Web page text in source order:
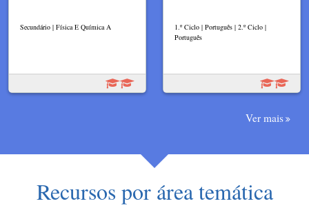
Secundário | Física E Química A
1.º Ciclo | Português | 2.º Ciclo |
Português
Ver mais
Recursos por área temática